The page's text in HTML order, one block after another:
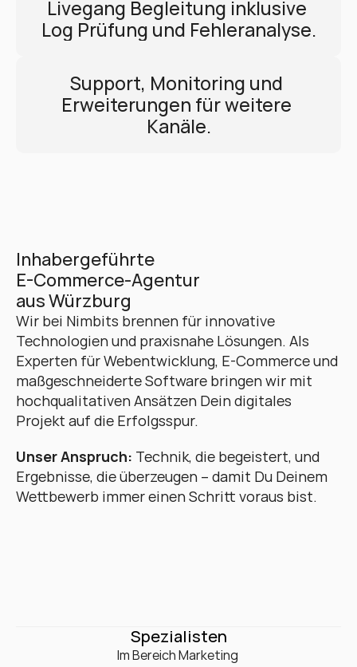
Livegang Begleitung inklusive
Log Prüfung und Fehleranalyse.
Support, Monitoring und
Erweiterungen für weitere
Kanäle.
Inhabergeführte
E-Commerce-Agentur
aus Würzburg
Wir bei Nimbits brennen für innovative
Technologien und praxisnahe Lösungen. Als
Experten für Webentwicklung, E-Commerce und
maßgeschneiderte Software bringen wir mit
hochqualitativen Ansätzen Dein digitales
Projekt auf die Erfolgsspur.
Unser Anspruch: Technik, die begeistert, und
Ergebnisse, die überzeugen – damit Du Deinem
Wettbewerb immer einen Schritt voraus bist.
Spezialisten
Im Bereich Marketing